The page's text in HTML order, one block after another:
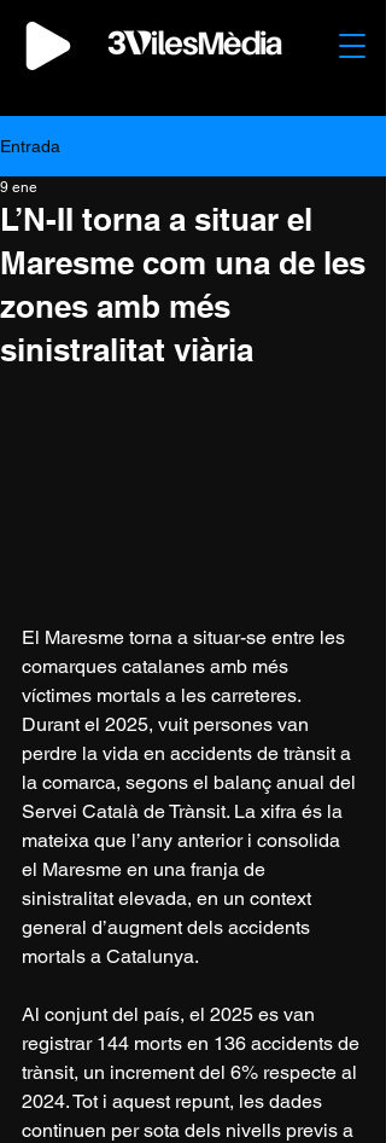
Entrada
L’N-II torna a situar el
Maresme com una de les
zones amb més
sinistralitat viària
9 ene
El Maresme torna a situar-se entre les
comarques catalanes amb més
víctimes mortals a les carreteres.
Durant el 2025, vuit persones van
perdre la vida en accidents de trànsit a
la comarca, segons el balanç anual del
Servei Català de Trànsit. La xifra és la
mateixa que l’any anterior i consolida
el Maresme en una franja de
sinistralitat elevada, en un context
general d’augment dels accidents
mortals a Catalunya.
Al conjunt del país, el 2025 es van
registrar 144 morts en 136 accidents de
trànsit, un increment del 6% respecte al
2024. Tot i aquest repunt, les dades
continuen per sota dels nivells previs a